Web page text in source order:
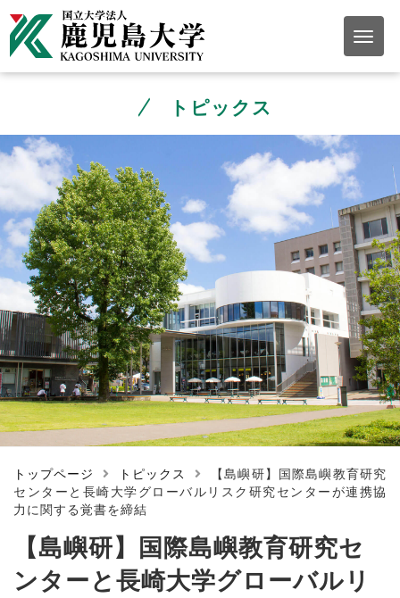
トピックス
トップページ トピックス
【島嶼研】国際島嶼教育研究
センターと長崎大学グローバルリスク研究センターが連携協
力に関する覚書を締結
【島嶼研】国際島嶼教育研究セ
ンターと長崎大学グローバルリ